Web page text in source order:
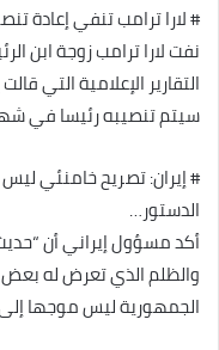
# لارا ترامب تنفي
نفت لارا ترامب زوجة ابن
التقارير الإعلامية التي
سيتم تنصيبه رئيسا في
# إيران: تصريح خامنئي
الدستور…
أكد مسؤول إيراني أن
والظلم الذي تعرض له بعض
الجمهورية ليس موجها